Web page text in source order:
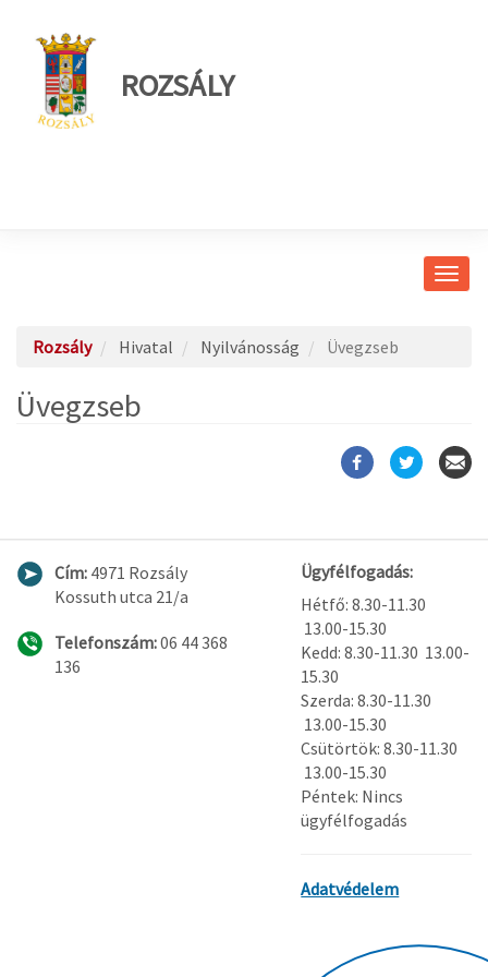
ROZSÁLY
Rozsály Hivatal Nyilvánosság Üvegzseb
Üvegzseb
Cím: 4971 Rozsály
Kossuth utca 21/a
Telefonszám:06 44 368
136
Ügyfélfogadás:
Hétfő: 8.30-11.30
13.00-15.30
Kedd: 8.30-11.30 13.00-
15.30
Szerda: 8.30-11.30
13.00-15.30
Csütörtök: 8.30-11.30
13.00-15.30
Péntek: Nincs
ügyfélfogadás
Adatvédelem